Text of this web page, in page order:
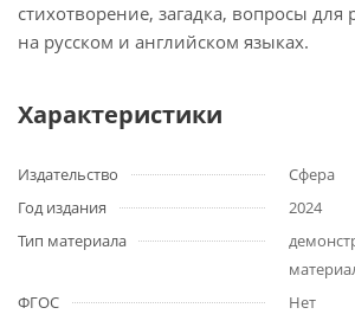
стихотворение, загадка, вопросы для
на русском и английском языках.
Характеристики
Издательство
Сфера
Год издания
2024
Тип материала
ФГОС
Нет